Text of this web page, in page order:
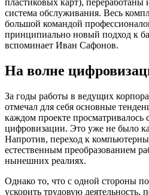
система обслуживания. Весь
большой командой
принципиально новый подход к
вспоминает Иван Сафонов.
На волне
За годы работы в ведущих
отмечал для себя основные
каждом проекте просматривалось
цифровизации. Это уже не было
Напротив, переход к
естественным преобразованием
нынешних реалиях.
Однако то, что с одной стороны
ускорить трудовую деятельность,